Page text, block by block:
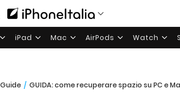
iPad Mac AirPods Watch
Guide / GUIDA: come recuperare spazio su PC e